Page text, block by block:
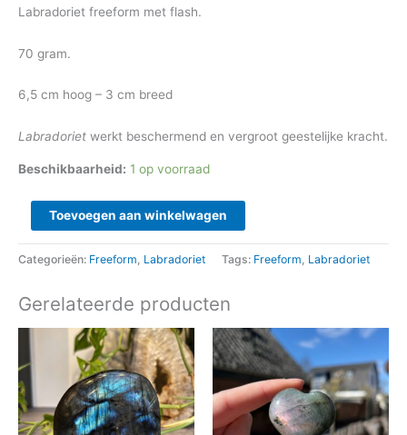
Labradoriet freeform met flash.
70 gram.
6,5 cm hoog – 3 cm breed
Labradoriet werkt beschermend en vergroot geestelijke kracht.
Beschikbaarheid: 1 op voorraad
Toevoegen aan winkelwagen
Categorieën: Freeform Labradoriet Tags: Freeform Labradoriet
Gerelateerde producten